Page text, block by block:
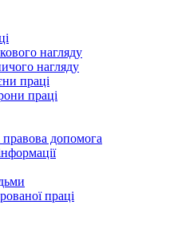
нагляду
нагляду
праці
праці
допомога
праці